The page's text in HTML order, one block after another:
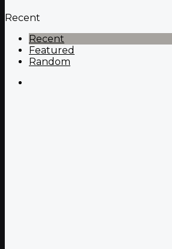
Recent
Recent
Featured
Random